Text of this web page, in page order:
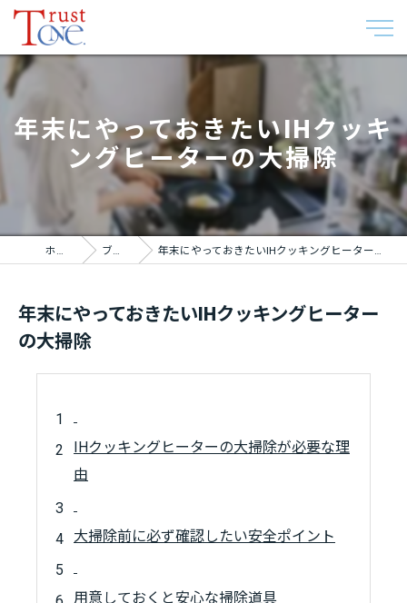
年末にやっておきたいIHクッキ
ングヒーターの大掃除
ホーム ブログ 年末にやっておきたいIHクッキングヒーターの大掃除
年末にやっておきたいIHクッキングヒーター
の大掃除
IHクッキングヒーターの大掃除が必要な理
由
大掃除前に必ず確認したい安全ポイント
用意しておくと安心な掃除道具